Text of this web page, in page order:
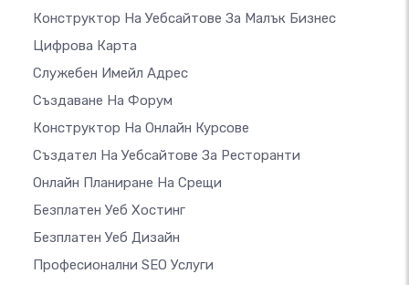
Конструктор На Уебсайтове За Малък Бизнес
Цифрова Карта
Служебен Имейл Адрес
Създаване На Форум
Конструктор На Онлайн Курсове
Създател На Уебсайтове За Ресторанти
Онлайн Планиране На Срещи
Безплатен Уеб Хостинг
Безплатен Уеб Дизайн
Професионални SEO Услуги